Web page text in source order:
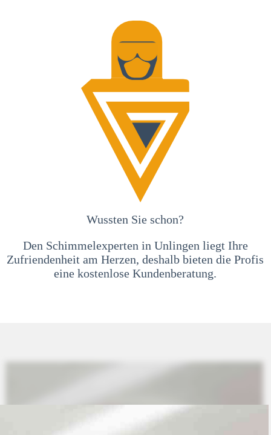
Wussten Sie schon?
Den Schimmelexperten in Unlingen liegt Ihre
Zufriendenheit am Herzen, deshalb bieten die Profis
eine kostenlose Kundenberatung.